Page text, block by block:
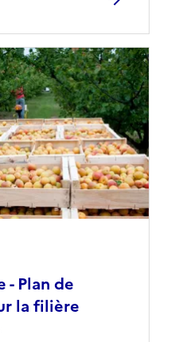
- Plan de
la filière